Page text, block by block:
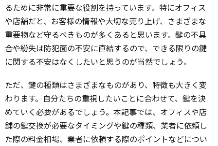
るために非常に重要な役割を持っています。特にオフィス
や店舗だと、お客様の情報や大切な売り上げ、さまざまな
重要物など守るべきものが多くあると思います。鍵の不具
合や紛失は防犯面の不安に直結するので、できる限りの鍵
に関する不安はなくしたいと思うのが当然でしょう。
ただ、鍵の種類はさまざまなものがあり、特徴も大きく変
わります。自分たちの重視したいことに合わせて、鍵を決
めていく必要があるでしょう。本記事では、オフィスや店
舗の鍵交換が必要なタイミングや鍵の種類、業者に依頼し
た際の料金相場、業者に依頼する際のポイントなどについ